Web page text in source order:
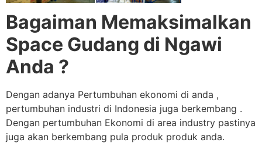
Bagaiman Memaksimalkan
Space Gudang di Ngawi
Anda ?
Dengan adanya Pertumbuhan ekonomi di anda ,
pertumbuhan industri di Indonesia juga berkembang .
Dengan pertumbuhan Ekonomi di area industry pastinya
juga akan berkembang pula produk produk anda.